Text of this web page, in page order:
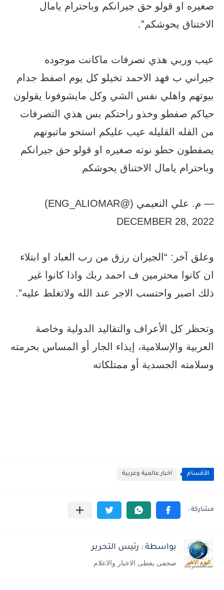
صغيره او قولو حق جيرانكم وباحترام يامال
الاختناق يحوشكم”.
عيب وربي هذي تصرفات ماكانت موجوده
جيراني ب فهد الاحمد تخيلو كل يوم اصفط جدام
بيوتهم واهلي نفس الشي وكل مايشوفونا يقولون
حياكم صفطو وخذو راحتكم بس هذي التصرفات
من القله القليله عيب عليكم استحو ماتبونهم
يصفطون حطو نوته صغيره او قولو حق جيرانكم
وباحترام يامال الاختناق يحوشكم
— م. علي النعيمي (@ENG_ALIOMAR)
DECEMBER 28, 2022
وعلق آخر: “الجيران رزق من رب العباد او ابتلاء
ان كانوا محترمين ف احمد ربك واذا كانوا غير
ذلك اصبر واحتسب الاجر عند الله ولاتغلط عليه”.
وتحظر كل الأعراف والتقاليد الدولية وخاصة
العربية والإسلامية، إيذاء الجار أو المساس بحرمته
وسلامته الجسدية أو ممتلكاته
الأقسام اخبار عالمية وعربية
بواسطة : رئيس التحرير
صحفى يغطى الاخبار والاعلام